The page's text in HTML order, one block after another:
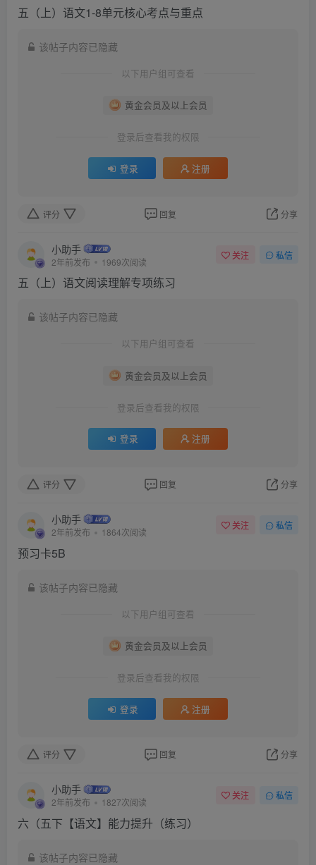
五（上）语文1-8单元核心考点与重点
该帖子内容已隐藏
以下用户组可查看
黄金会员及以上会员
登录后查看我的权限
登录 注册
评分 回复 分享
小助手
2年前发布 1969次阅读
关注 私信
五（上）语文阅读理解专项练习
该帖子内容已隐藏
以下用户组可查看
黄金会员及以上会员
登录后查看我的权限
登录 注册
评分 回复 分享
小助手
2年前发布 1864次阅读
关注 私信
预习卡5B
该帖子内容已隐藏
以下用户组可查看
黄金会员及以上会员
登录后查看我的权限
登录 注册
评分 回复 分享
小助手
2年前发布 1827次阅读
关注 私信
六（五下【语文】能力提升（练习）
该帖子内容已隐藏